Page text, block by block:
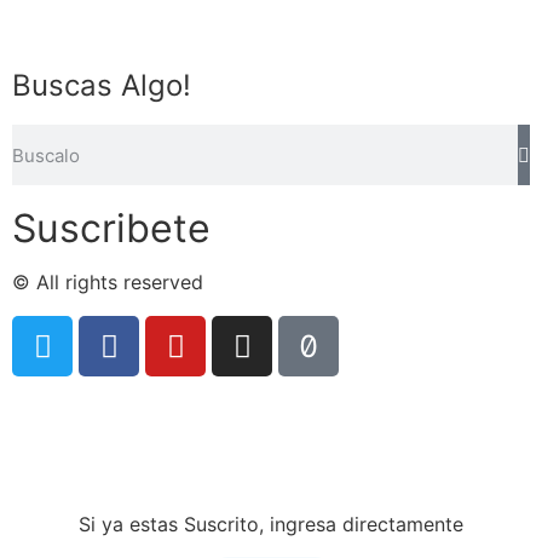
Buscas Algo!
Suscribete
© All rights reserved
Si ya estas Suscrito, ingresa directamente